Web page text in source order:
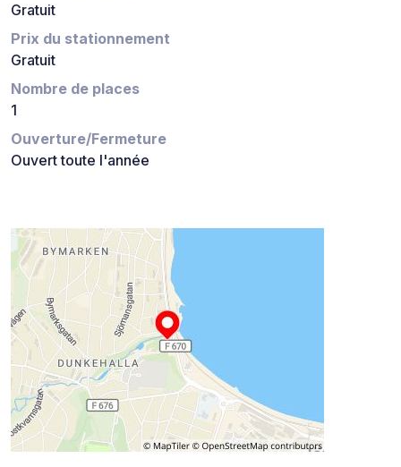
Gratuit
Prix du stationnement
Gratuit
Nombre de places
1
Ouverture/Fermeture
Ouvert toute l'année